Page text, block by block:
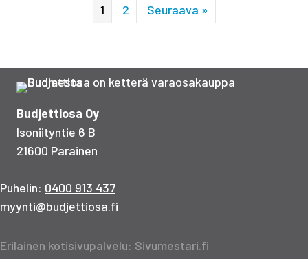
1 2 Seuraava »
Budjettiosa Oy
Isoniityntie 6 B
21600 Parainen
Puhelin: 0400 913 437
myynti@budjettiosa.fi
Erilainen kotisivupalvelu: Sivumestari.fi